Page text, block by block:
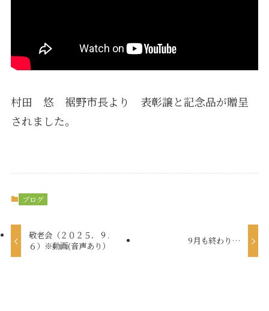
村田 悠 裾野市長より 表彰譲と記念品が贈呈
されました。
ブログ
敬老会（２０２５．９.
６）※動画(音声あり）
9月も終わり…